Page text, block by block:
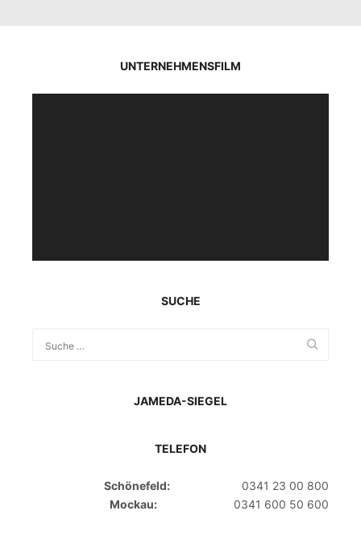
UNTERNEHMENSFILM
SUCHE
JAMEDA-SIEGEL
TELEFON
Schönefeld:
0341 23 00 800
Mockau:
0341 600 50 600